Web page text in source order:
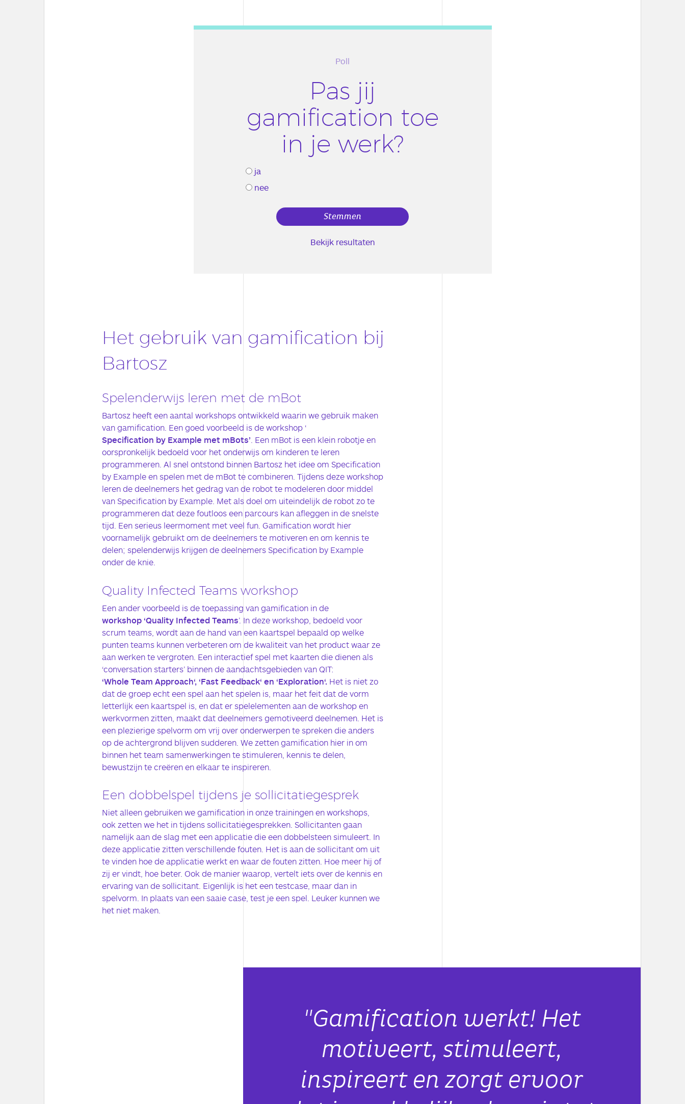
Poll
Pas jij
gamification toe
in je werk?
ja
nee
Bekijk resultaten
Het gebruik van gamification bij
Bartosz
Spelenderwijs leren met de mBot
Bartosz heeft een aantal workshops ontwikkeld waarin we gebruik maken
van gamification. Een goed voorbeeld is de workshop ‘
Specification by Example met mBots’ . Een mBot is een klein robotje en
oorspronkelijk bedoeld voor het onderwijs om kinderen te leren
programmeren. Al snel ontstond binnen Bartosz het idee om Specification
by Example en spelen met de mBot te combineren. Tijdens deze workshop
leren de deelnemers het gedrag van de robot te modeleren door middel
van Specification by Example. Met als doel om uiteindelijk de robot zo te
programmeren dat deze foutloos een parcours kan afleggen in de snelste
tijd. Een serieus leermoment met veel fun. Gamification wordt hier
voornamelijk gebruikt om de deelnemers te motiveren en om kennis te
delen; spelenderwijs krijgen de deelnemers Specification by Example
onder de knie.
Quality Infected Teams workshop
Een ander voorbeeld is de toepassing van gamification in de
workshop ‘Quality Infected Teams’. In deze workshop, bedoeld voor
scrum teams, wordt aan de hand van een kaartspel bepaald op welke
punten teams kunnen verbeteren om de kwaliteit van het product waar ze
aan werken te vergroten. Een interactief spel met kaarten die dienen als
‘conversation starters’ binnen de aandachtsgebieden van QIT:
‘Whole Team Approach‘, ‘Fast Feedback‘ en ‘Exploration‘. Het is niet zo
dat de groep echt een spel aan het spelen is, maar het feit dat de vorm
letterlijk een kaartspel is, en dat er spelelementen aan de workshop en
werkvormen zitten, maakt dat deelnemers gemotiveerd deelnemen. Het is
een plezierige spelvorm om vrij over onderwerpen te spreken die anders
op de achtergrond blijven sudderen. We zetten gamification hier in om
binnen het team samenwerkingen te stimuleren, kennis te delen,
bewustzijn te creëren en elkaar te inspireren.
Een dobbelspel tijdens je sollicitatiegesprek
Niet alleen gebruiken we gamification in onze trainingen en workshops,
ook zetten we het in tijdens sollicitatiegesprekken. Sollicitanten gaan
namelijk aan de slag met een applicatie die een dobbelsteen simuleert. In
deze applicatie zitten verschillende fouten. Het is aan de sollicitant om uit
te vinden hoe de applicatie werkt en waar de fouten zitten. Hoe meer hij of
zij er vindt, hoe beter. Ook de manier waarop, vertelt iets over de kennis en
ervaring van de sollicitant. Eigenlijk is het een testcase, maar dan in
spelvorm. In plaats van een saaie case, test je een spel. Leuker kunnen we
het niet maken.
"Gamification werkt! Het
motiveert, stimuleert,
inspireert en zorgt ervoor